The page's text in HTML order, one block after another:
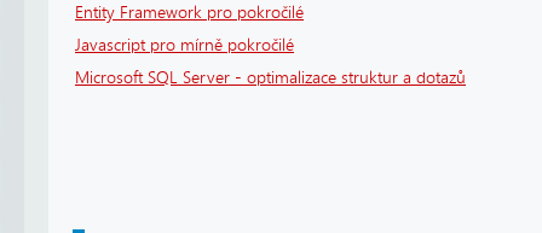
Entity Framework pro pokročilé
Javascript pro mírně pokročilé
Microsoft SQL Server - optimalizace struktur a dotazů